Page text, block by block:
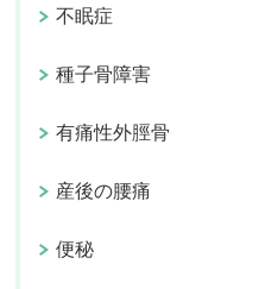
不眠症
種子骨障害
有痛性外脛骨
産後の腰痛
便秘